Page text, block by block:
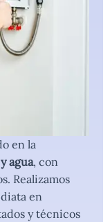
en la
agua, con
Realizamos
en
y técnicos